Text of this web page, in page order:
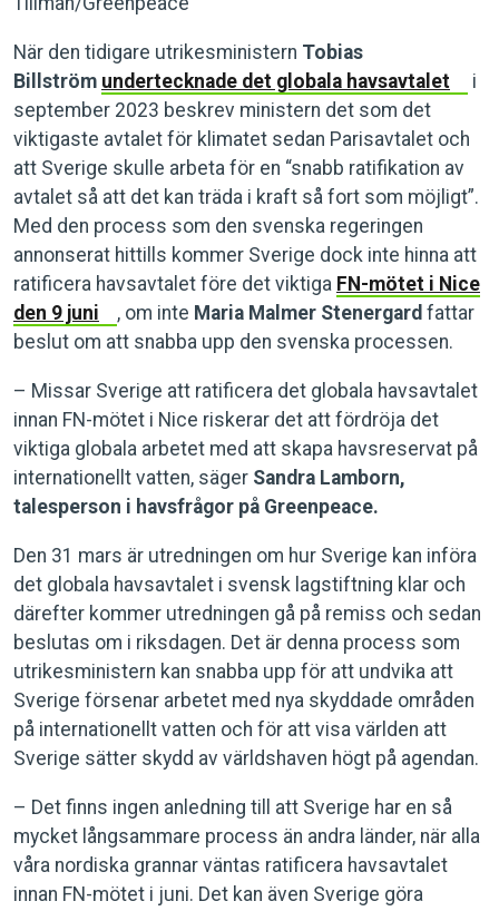
När den tidigare utrikesministern Tobias
Billström undertecknade det globala havsavtalet
i
september 2023 beskrev ministern det som det
viktigaste avtalet för klimatet sedan Parisavtalet och
att Sverige skulle arbeta för en “snabb ratifikation av
avtalet så att det kan träda i kraft så fort som möjligt”.
Med den process som den svenska regeringen
annonserat hittills kommer Sverige dock inte hinna att
ratificera havsavtalet före det viktiga FN-mötet i Nice
den 9 juni
, om inte Maria Malmer Stenergard fattar
beslut om att snabba upp den svenska processen.
– Missar Sverige att ratificera det globala havsavtalet
innan FN-mötet i Nice riskerar det att fördröja det
viktiga globala arbetet med att skapa havsreservat på
internationellt vatten, säger Sandra Lamborn,
talesperson i havsfrågor på Greenpeace.
Den 31 mars är utredningen om hur Sverige kan införa
det globala havsavtalet i svensk lagstiftning klar och
därefter kommer utredningen gå på remiss och sedan
beslutas om i riksdagen. Det är denna process som
utrikesministern kan snabba upp för att undvika att
Sverige försenar arbetet med nya skyddade områden
på internationellt vatten och för att visa världen att
Sverige sätter skydd av världshaven högt på agendan.
– Det finns ingen anledning till att Sverige har en så
mycket långsammare process än andra länder, när alla
våra nordiska grannar väntas ratificera havsavtalet
innan FN-mötet i juni. Det kan även Sverige göra